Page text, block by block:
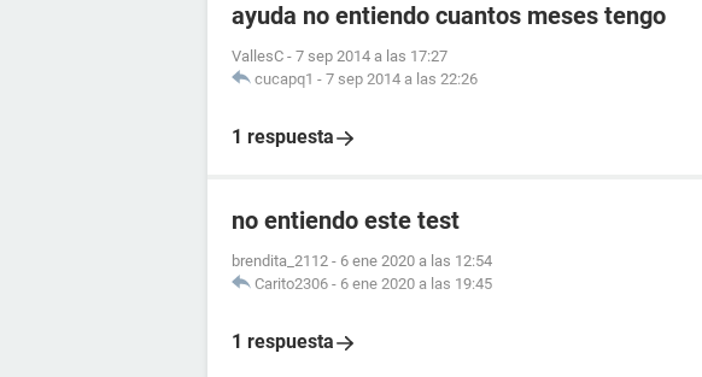
ayuda no entiendo cuantos meses tengo
VallesC - 7 sep 2014 a las 17:27
cucapq1 - 7 sep 2014 a las 22:26
1 respuesta
no entiendo este test
brendita_2112 - 6 ene 2020 a las 12:54
Carito2306 - 6 ene 2020 a las 19:45
1 respuesta